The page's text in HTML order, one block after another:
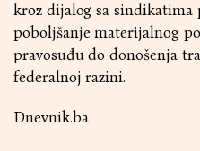
kroz dijalog sa sindikatima
poboljšanje materijalnog
pravosuđu do donošenja
federalnoj razini.
Dnevnik.ba